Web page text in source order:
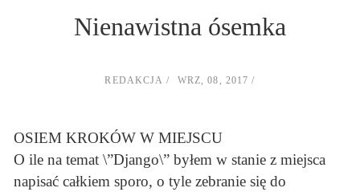
Nienawistna ósemka
REDAKCJA WRZ, 08, 2017
OSIEM KROKÓW W MIEJSCU
O ile na temat \”Django\” byłem w stanie z miejsca
napisać całkiem sporo, o tyle zebranie się do